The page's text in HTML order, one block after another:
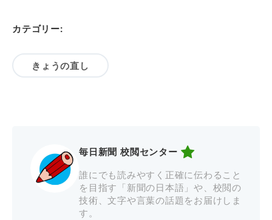
カテゴリー:
きょうの直し
毎日新聞 校閲センター
誰にでも読みやすく正確に伝わること
を目指す「新聞の日本語」や、校閲の
技術、文字や言葉の話題をお届けしま
す。